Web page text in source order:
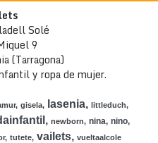
Solé
9
(Tarragona)
y ropa de mujer.
gisela lasenia littleduch
newborn nina nino
tutete vailets vueltaalcole